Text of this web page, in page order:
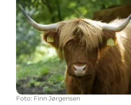
Foto: Finn Jørgensen